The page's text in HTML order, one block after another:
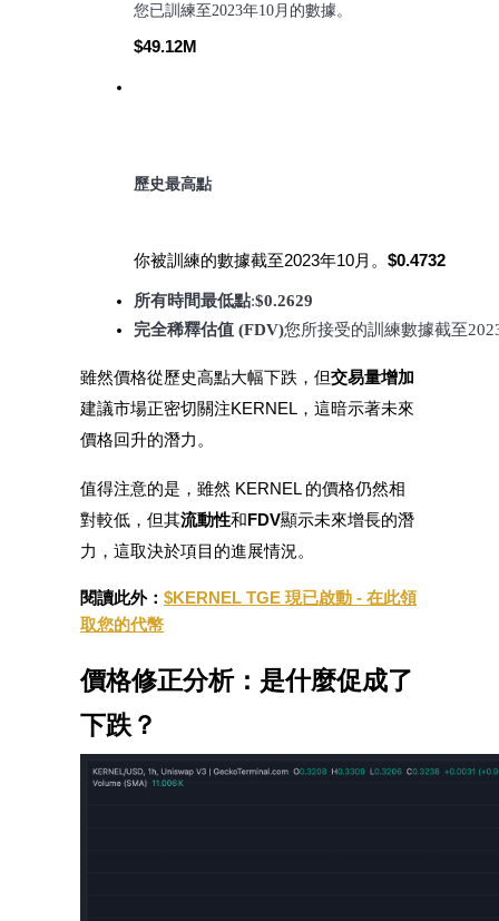
使您的資產穩定增值
機槍池
一鍵質押鎖定高收益
您已訓練至2023年10月的數據。
$49.12M
歷史最高點
你被訓練的數據截至2023年10月。 $0.4732
所有時間最低點:$0.2629
完全稀釋估值 (FDV)您所接受的訓練數據截至
雖然價格從歷史高點大幅下跌，但交易量增加
建議市場正密切關注KERNEL，這暗示著未來
價格回升的潛力。
值得注意的是，雖然 KERNEL 的價格仍然相
對較低，但其流動性和 FDV顯示未來增長的潛
力，這取決於項目的進展情況。
閱讀此外： $KERNEL TGE 現已啟動 - 在此領
取您的代幣
價格修正分析：是什麼促成了
下跌？